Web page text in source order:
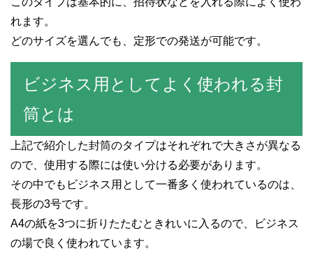
れます。
どのサイズを選んでも、定形での発送が可能です。
ビジネス用としてよく使われる封
筒とは
上記で紹介した封筒のタイプはそれぞれで大きさが異なる
ので、使用する際には使い分ける必要があります。
その中でもビジネス用として一番多く使われているのは、
長形の3号です。
A4の紙を3つに折りたたむときれいに入るので、ビジネス
の場で良く使われています。